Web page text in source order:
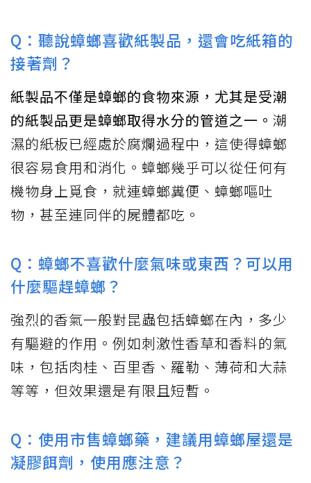
Q：聽說蟑螂喜歡紙製品，還會吃紙箱的
接著劑？
紙製品不僅是蟑螂的食物來源，尤其是受潮
的紙製品更是蟑螂取得水分的管道之一。 潮
濕的紙板已經處於腐爛過程中，這使得蟑螂
很容易食用和消化。蟑螂幾乎可以從任何有
機物身上覓食，就連蟑螂糞便、蟑螂嘔吐
物，甚至連同伴的屍體都吃。
Q：蟑螂不喜歡什麼氣味或東西？可以用
什麼驅趕蟑螂？
強烈的香氣一般對昆蟲包括蟑螂在內，多少
有驅避的作用。例如刺激性香草和香料的氣
味，包括肉桂、百里香、羅勒、薄荷和大蒜
等等，但效果還是有限且短暫。
Q：使用市售蟑螂藥，建議用蟑螂屋還是
凝膠餌劑，使用應注意？